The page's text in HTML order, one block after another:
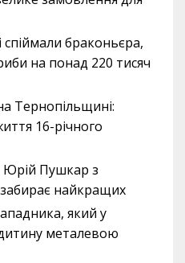
браконьєра,
на понад 220 тисяч
Тернопільщині:
16-річного
Юрій Пушкар з
найкращих
який у
металевою